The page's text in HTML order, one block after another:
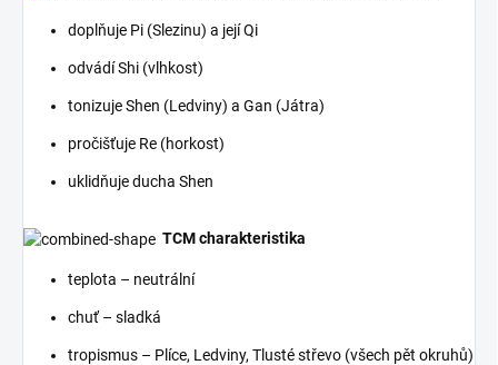
doplňuje Pi (Slezinu) a její Qi
odvádí Shi (vlhkost)
tonizuje Shen (Ledviny) a Gan (Játra)
pročišťuje Re (horkost)
uklidňuje ducha Shen
TCM charakteristika
teplota – neutrální
chuť – sladká
tropismus – Plíce, Ledviny, Tlusté střevo (všech pět okruhů)